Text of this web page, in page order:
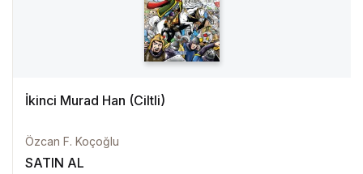
İkinci Murad Han (Ciltli)
Özcan F. Koçoğlu
SATIN AL